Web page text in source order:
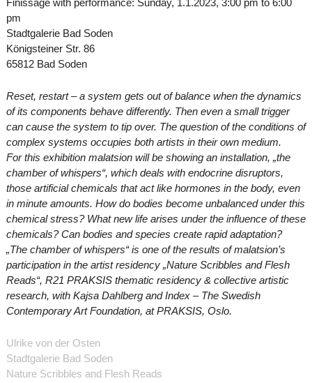
Finissage with performance: Sunday, 1.1.2023, 3:00 pm to 6:00
pm
Stadtgalerie Bad Soden
Königsteiner Str. 86
65812 Bad Soden
Reset, restart – a system gets out of balance when the dynamics
of its components behave differently. Then even a small trigger
can cause the system to tip over. The question of the conditions of
complex systems occupies both artists in their own medium.
For this exhibition malatsion will be showing an installation, „the
chamber of whispers“, which deals with endocrine disruptors,
those artificial chemicals that act like hormones in the body, even
in minute amounts. How do bodies become unbalanced under this
chemical stress? What new life arises under the influence of these
chemicals? Can bodies and species create rapid adaptation?
„The chamber of whispers“ is one of the results of malatsion’s
participation in the artist residency „Nature Scribbles and Flesh
Reads“, R21 PRAKSIS thematic residency & collective artistic
research, with Kajsa Dahlberg and Index – The Swedish
Contemporary Art Foundation, at PRAKSIS, Oslo.
Ulrike von der Osten
Stadtgalerie Bad Soden
Nature Scribbles and Flesh Reads